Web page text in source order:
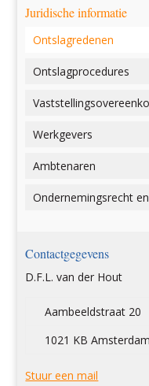
Juridische informatie
Ontslagredenen
Ontslagprocedures
Werkgevers
Ambtenaren
Ondernemingsrecht
Contactgegevens
D.F.L. van der Hout
Aambeeldstraat 20
1021 KB Amsterdam
Stuur een mail